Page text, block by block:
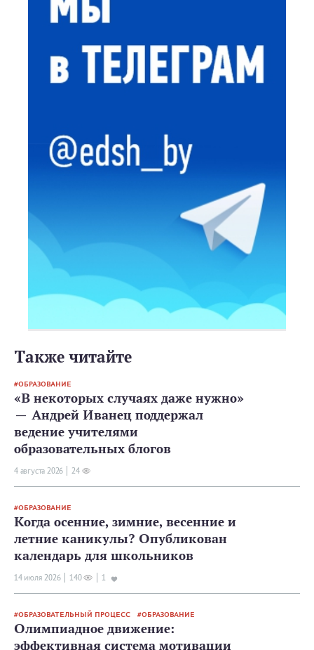
Также читайте
ОБРАЗОВАНИЕ
«В некоторых случаях даже нужно»
— Андрей Иванец поддержал
ведение учителями
образовательных блогов
4 августа 2026 24
ОБРАЗОВАНИЕ
Когда осенние, зимние, весенние и
летние каникулы? Опубликован
календарь для школьников
14 июля 2026 140 1
ОБРАЗОВАТЕЛЬНЫЙ ПРОЦЕСС ОБРАЗОВАНИЕ
Олимпиадное движение:
эффективная система мотивации